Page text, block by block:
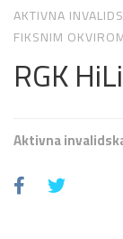
AKTIVNA
FIKSNIM
RGK
Aktivna